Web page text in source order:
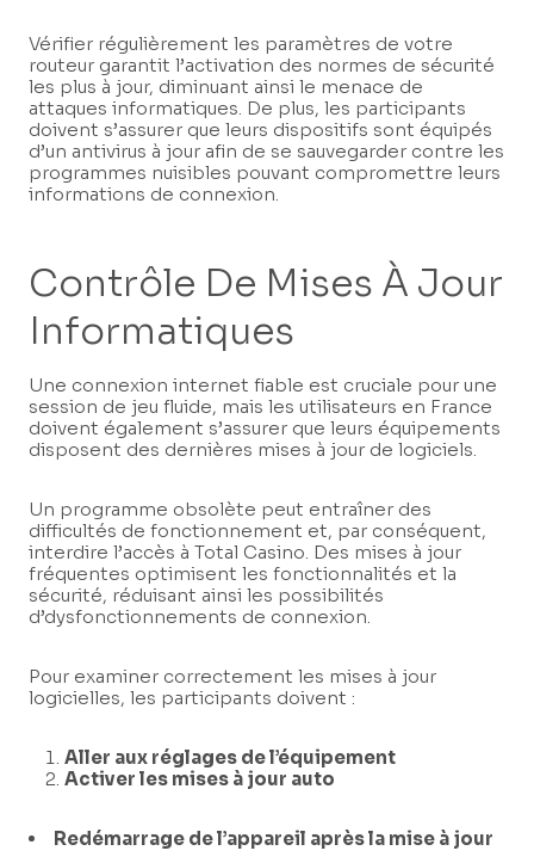
Vérifier régulièrement les paramètres de votre
routeur garantit l’activation des normes de sécurité
les plus à jour, diminuant ainsi le menace de
attaques informatiques. De plus, les participants
doivent s’assurer que leurs dispositifs sont équipés
d’un antivirus à jour afin de se sauvegarder contre les
programmes nuisibles pouvant compromettre leurs
informations de connexion.
Contrôle De Mises À Jour
Informatiques
Une connexion internet fiable est cruciale pour une
session de jeu fluide, mais les utilisateurs en France
doivent également s’assurer que leurs équipements
disposent des dernières mises à jour de logiciels.
Un programme obsolète peut entraîner des
difficultés de fonctionnement et, par conséquent,
interdire l’accès à Total Casino. Des mises à jour
fréquentes optimisent les fonctionnalités et la
sécurité, réduisant ainsi les possibilités
d’dysfonctionnements de connexion.
Pour examiner correctement les mises à jour
logicielles, les participants doivent :
Aller aux réglages de l’équipement
Activer les mises à jour auto
Redémarrage de l’appareil après la mise à jour